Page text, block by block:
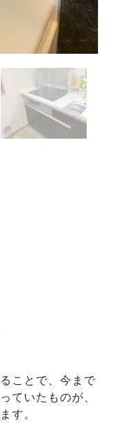
ことで、今まで
ていたものが、
す。